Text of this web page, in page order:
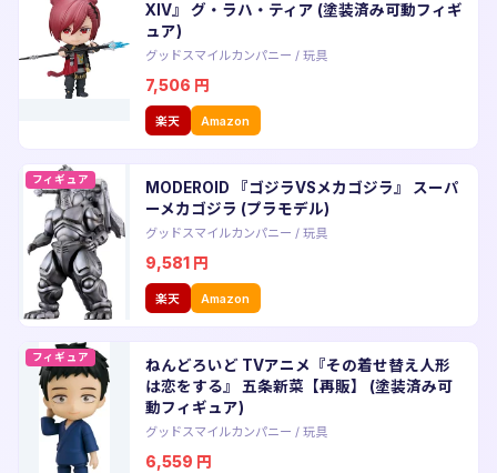
XIV』 グ・ラハ・ティア (塗装済み可動フィギ
ュア)
グッドスマイルカンパニー / 玩具
7,506 円
楽天 Amazon
フィギュア
MODEROID 『ゴジラVSメカゴジラ』 スーパ
ーメカゴジラ (プラモデル)
グッドスマイルカンパニー / 玩具
9,581 円
楽天 Amazon
フィギュア
ねんどろいど TVアニメ『その着せ替え人形
は恋をする』 五条新菜【再販】 (塗装済み可
動フィギュア)
グッドスマイルカンパニー / 玩具
6,559 円